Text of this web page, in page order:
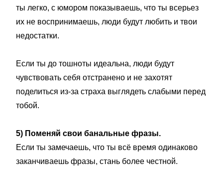
ты легко, с юмором показываешь, что ты всерьез
их не воспринимаешь, люди будут любить и твои
недостатки.
Если ты до тошноты идеальна, люди будут
чувствовать себя отстранено и не захотят
поделиться из-за страха выглядеть слабыми перед
тобой.
5) Поменяй свои банальные фразы.
Если ты замечаешь, что ты всё время одинаково
заканчиваешь фразы, стань более честной.